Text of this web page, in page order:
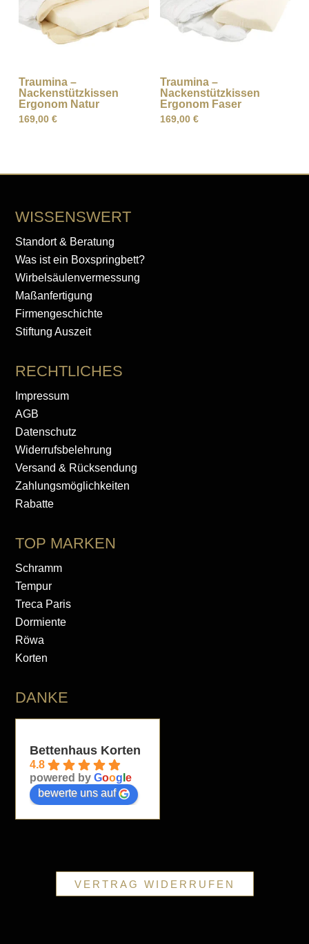
Traumina –
Nackenstützkissen
Ergonom Natur
169,00€
Traumina –
Nackenstützkissen
Ergonom Faser
169,00 €
WISSENSWERT
Standort & Beratung
Was ist ein Boxspringbett?
Wirbelsäulenvermessung
Maßanfertigung
Firmengeschichte
Stiftung Auszeit
RECHTLICHES
Impressum
AGB
Datenschutz
Widerrufsbelehrung
Versand & Rücksendung
Zahlungsmöglichkeiten
Rabatte
TOP MARKEN
Schramm
Tempur
Treca Paris
Dormiente
Röwa
Korten
DANKE
Bettenhaus Korten
4.8
powered byGoog le
bewerte uns auf
VERTRAG WIDERRUFEN